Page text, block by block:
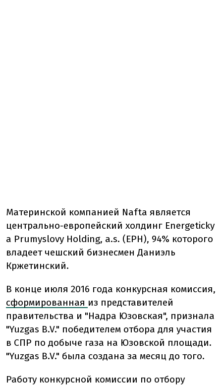
Материнской компанией Nafta является
центрально-европейский холдинг Energeticky
a Prumyslovy Holding, a.s. (EPH), 94% которого
владеет чешский бизнесмен Даниэль
Кржетинский.
В конце июля 2016 года конкурсная комиссия,
сформированная из представителей
правительства и "Надра Юзовская", признала
"Yuzgas B.V." победителем отбора для участия
в СПР по добыче газа на Юзовской площади.
"Yuzgas B.V." была создана за месяц до того.
Работу конкурсной комиссии по отбору